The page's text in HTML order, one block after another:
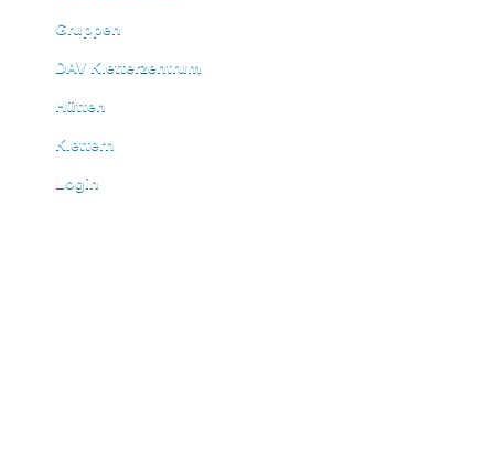
Gruppen
DAV Kletterzentrum
Hütten
Klettern
Login